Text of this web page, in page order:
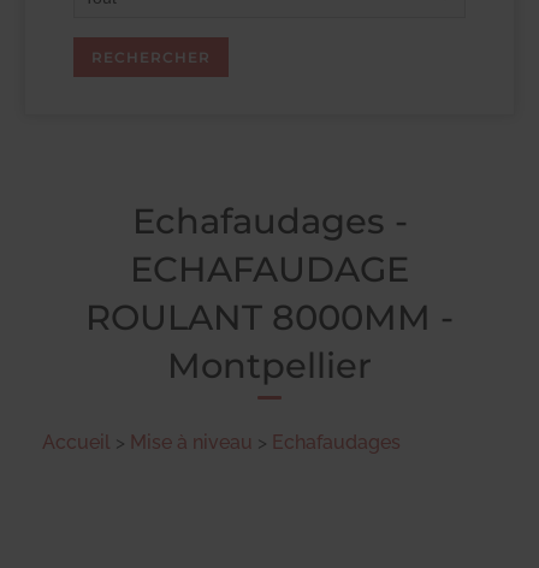
Echafaudages -
ECHAFAUDAGE
ROULANT 8000MM -
Montpellier
Accueil > Mise à niveau > Echafaudages